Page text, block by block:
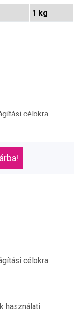
1 kg
célokra
célokra
használati